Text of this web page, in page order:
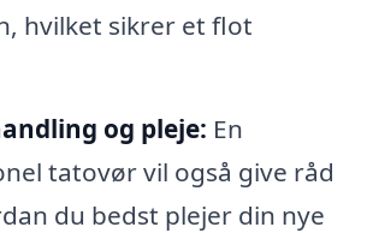
hvilket sikrer et flot
og pleje: En
tatovør vil også give råd
du bedst plejer din nye